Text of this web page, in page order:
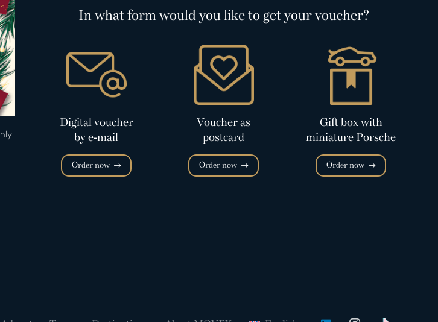
In what form would you like to get your voucher?
Digital voucher
by e-mail
Order now
Voucher as
postcard
Order now
Gift box with
miniature Porsche
Order now